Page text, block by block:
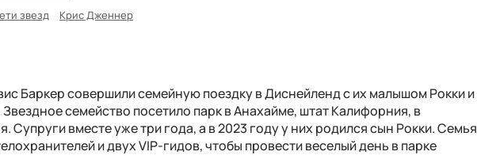
звезд Крис Дженнер
Баркер совершили семейную поездку в ​​Диснейленд с их малышом Рокки и
семейство посетило парк в Анахайме, штат Калифорния, в
Супруги вместе уже три года, а в 2023 году у них родился сын Рокки. Семья
и двух VIP-гидов, чтобы провести веселый день в парке